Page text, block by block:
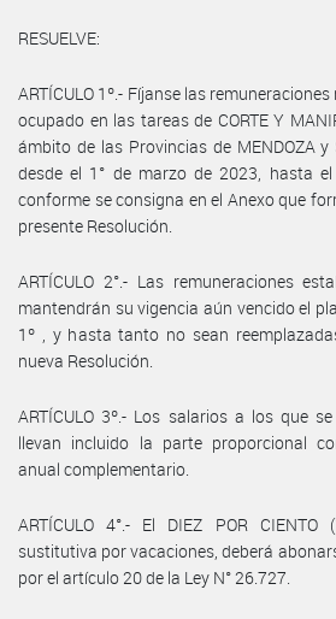
RESUELVE:
ARTÍCULO 1º.- Fíjanse las
ocupado en las tareas de CORTE Y
ámbito de las Provincias de MENDOZA
desde el 1° de marzo de 2023, hasta
conforme se consigna en el Anexo que
presente Resolución.
ARTÍCULO 2°.- Las remuneraciones
mantendrán su vigencia aún vencido el
1º , y hasta tanto no sean
nueva Resolución.
ARTÍCULO 3º.- Los salarios a los que
llevan incluido la parte proporcional
anual complementario.
ARTÍCULO 4°.- El DIEZ POR CIENTO
sustitutiva por vacaciones, deberá
por el artículo 20 de la Ley N° 26.727.